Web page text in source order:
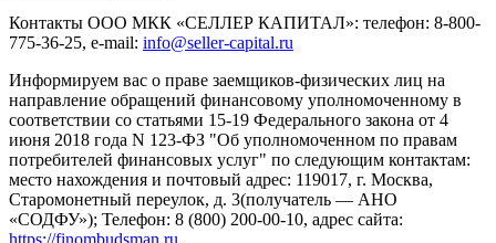
Контакты ООО МКК «СЕЛЛЕР КАПИТАЛ»: телефон: 8-800-
775-36-25, e-mail: info@seller-capital.ru
Информируем вас о праве заемщиков-физических лиц на
направление обращений финансовому уполномоченному в
соответствии со статьями 15-19 Федерального закона от 4
июня 2018 года N 123-ФЗ "Об уполномоченном по правам
потребителей финансовых услуг" по следующим контактам:
место нахождения и почтовый адрес: 119017, г. Москва,
Старомонетный переулок, д. 3(получатель — АНО
«СОДФУ»); Телефон: 8 (800) 200-00-10, адрес сайта: